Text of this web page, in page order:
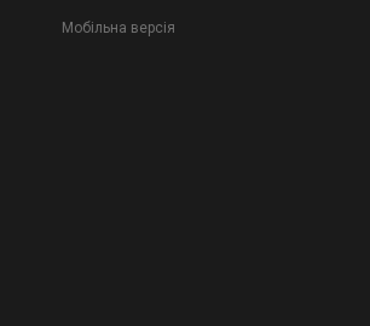
Мобільна версія